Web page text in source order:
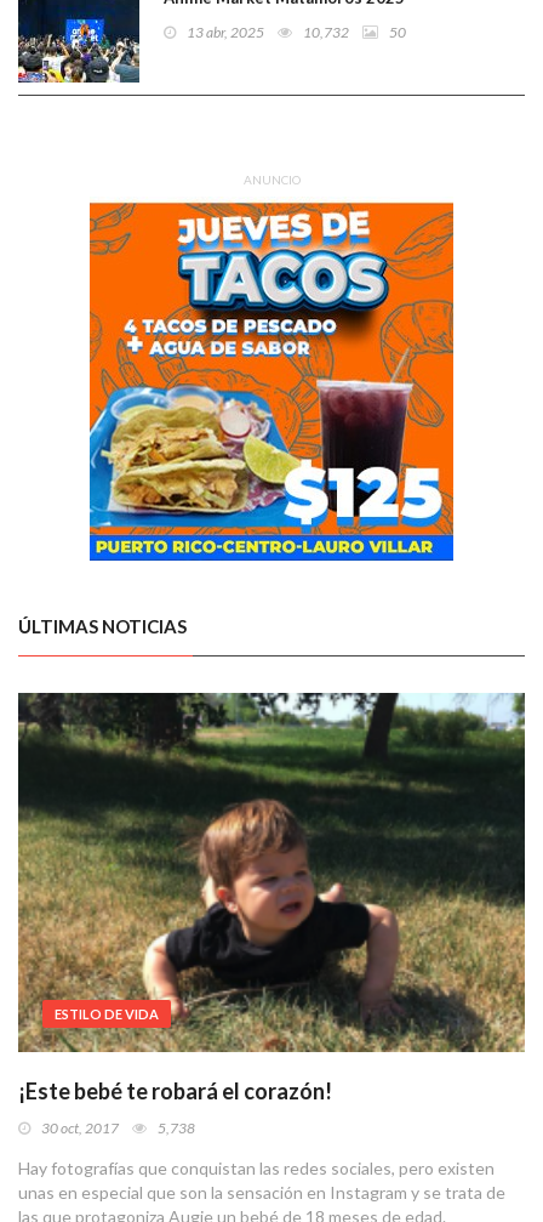
13 abr, 2025 10,732 50
ANUNCIO
ÚLTIMAS NOTICIAS
ESTILO DE VIDA
¡Este bebé te robará el corazón!
30 oct, 2017 5,738
Hay fotografías que conquistan las redes sociales, pero existen
unas en especial que son la sensación en Instagram y se trata de
las que protagoniza Augie un bebé de 18 meses de edad.